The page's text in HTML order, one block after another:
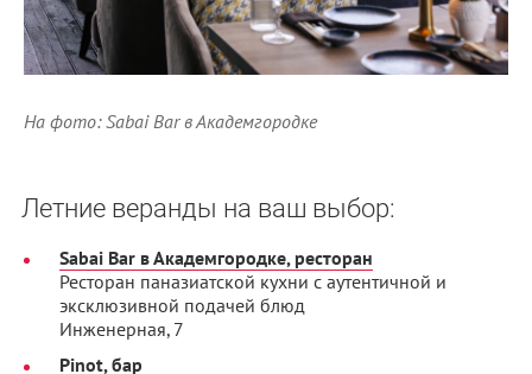
На фото: Sabai Bar в Академгородке
Летние веранды на ваш выбор:
Sabai Bar в Академгородке, ресторан
Ресторан паназиатской кухни c аутентичной и
эксклюзивной подачей блюд
Инженерная, 7
Pinot, бар